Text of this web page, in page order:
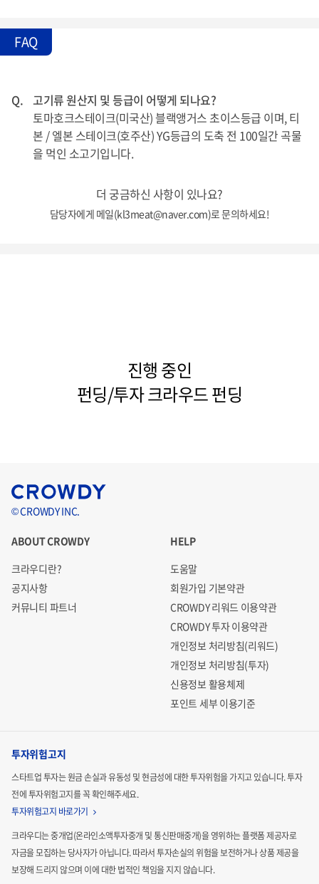
FAQ
Q. 고기류 원산지 및 등급이 어떻게 되나요?
토마호크스테이크(미국산) 블랙앵거스 초이스등급 이며, 티
본 / 엘본 스테이크(호주산) YG등급의 도축 전 100일간 곡물
을 먹인 소고기입니다.
더 궁금하신 사항이 있나요?
담당자에게 메일(kl3meat@naver.com)로 문의하세요!
진행 중인
펀딩/투자 크라우드 펀딩
© CROWDY INC.
ABOUT CROWDY
크라우디란?
공지사항
커뮤니티 파트너
HELP
도움말
회원가입 기본약관
CROWDY 리워드 이용약관
CROWDY 투자 이용약관
개인정보 처리방침(리워드)
개인정보 처리방침(투자)
신용정보 활용체제
포인트 세부 이용기준
투자위험고지
스타트업 투자는 원금 손실과 유동성 및 현금성에 대한 투자위험을 가지고 있습니다.투자
전에 투자위험고지를 꼭 확인해주세요.
투자위험고지 바로가기
크라우디는 중개업(온라인소액투자중개 및 통신판매중개)을 영위하는 플랫폼 제공자로
자금을 모집하는당사자가 아닙니다. 따라서 투자손실의 위험을 보전하거나 상품 제공을
보장해 드리지 않으며 이에 대한 법적인 책임을 지지 않습니다.